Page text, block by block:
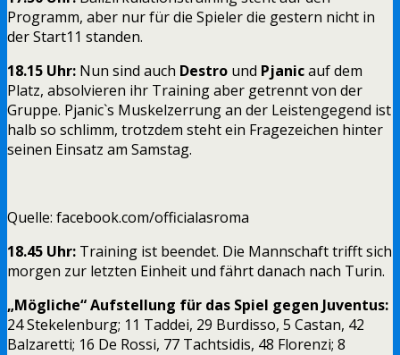
Programm, aber nur für die Spieler die gestern nicht in
der Start11 standen.
18.15 Uhr: Nun sind auch Destro und Pjanicauf dem
Platz, absolvieren ihr Training aber getrennt von der
Gruppe. Pjanic`s Muskelzerrung an der Leistengegend ist
halb so schlimm, trotzdem steht ein Fragezeichen hinter
seinen Einsatz am Samstag.
Quelle: facebook.com/officialasroma
18.45 Uhr: Training ist beendet. Die Mannschaft trifft sich
morgen zur letzten Einheit und fährt danach nach Turin.
„Mögliche“ Aufstellung für das Spiel gegen Juventus:
24 Stekelenburg; 11 Taddei, 29 Burdisso, 5 Castan, 42
Balzaretti; 16 De Rossi, 77 Tachtsidis, 48 Florenzi; 8